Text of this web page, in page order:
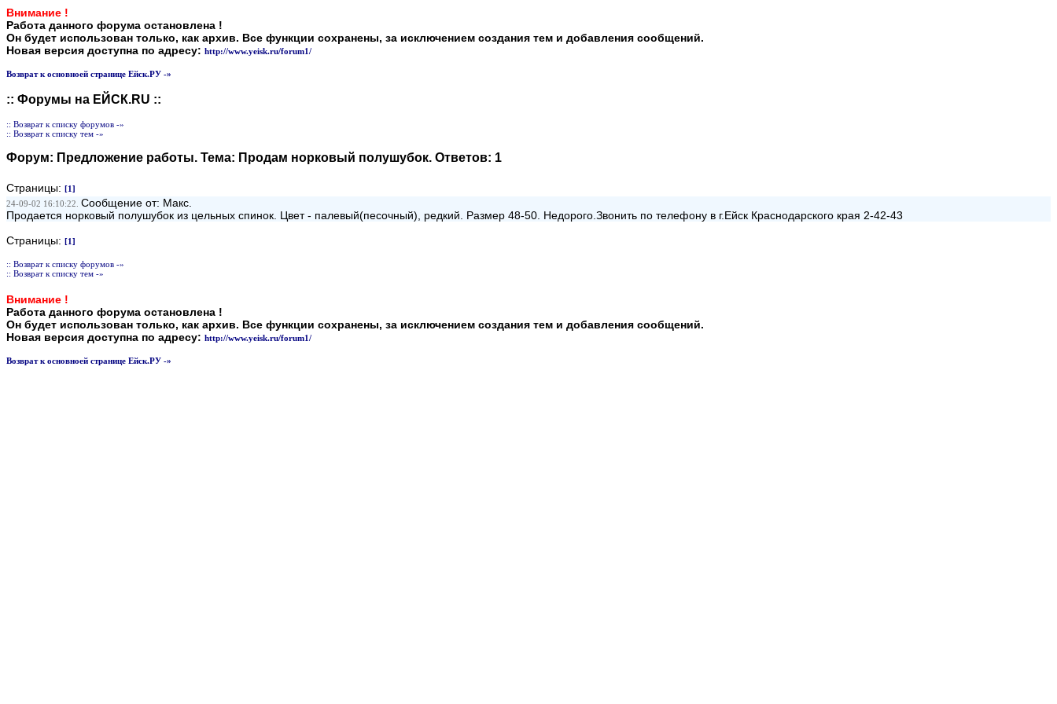
Внимание !
Работа данного форума остановлена !
Он будет использован только, как архив. Все функции сохранены, за исключением создания тем и добавления сообщений.
Новая версия доступна по адресу: http://www.yeisk.ru/forum1/
Возврат к основноей странице Ейск.РУ -»
:: Форумы на ЕЙСК.RU ::
:: Возврат к списку форумов -»
:: Возврат к списку тем -»
Форум: Предложение работы. Тема: Продам норковый полушубок. Ответов: 1
Страницы: [1]
24-09-02 16:10:22. Сообщение от: Макс.
Продается норковый полушубок из цельных спинок. Цвет - палевый(песочный), редкий. Размер 48-50. Недорого.Звонить по телефону в г.Ейск Краснодарского края 2-42-43
Страницы: [1]
:: Возврат к списку форумов -»
:: Возврат к списку тем -»
Внимание !
Работа данного форума остановлена !
Он будет использован только, как архив. Все функции сохранены, за исключением создания тем и добавления сообщений.
Новая версия доступна по адресу: http://www.yeisk.ru/forum1/
Возврат к основноей странице Ейск.РУ -»